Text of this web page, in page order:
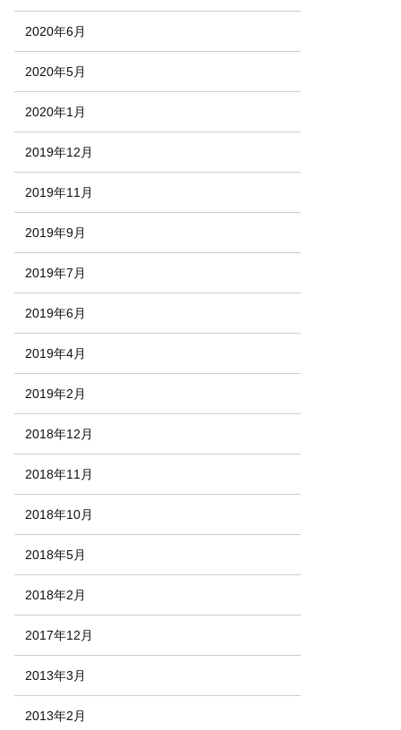
2020年6月
2020年5月
2020年1月
2019年12月
2019年11月
2019年9月
2019年7月
2019年6月
2019年4月
2019年2月
2018年12月
2018年11月
2018年10月
2018年5月
2018年2月
2017年12月
2013年3月
2013年2月